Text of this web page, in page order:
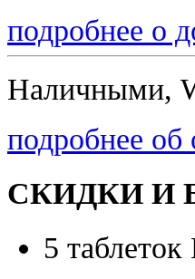
подробнее о
Наличными,
подробнее об
СКИДКИ И
5